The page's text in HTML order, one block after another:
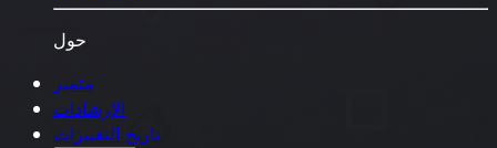
حول
متميز
الإرشادات
تاريخ التغييرات